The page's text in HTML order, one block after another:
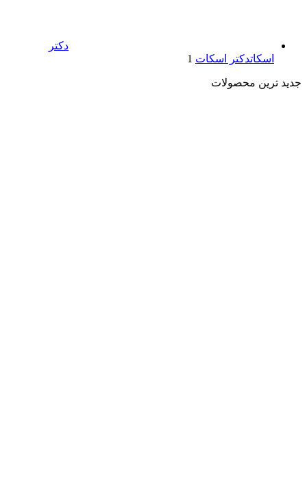
دکتر
اسکاتدکتر اسکات 1
جدید ترین محصولات